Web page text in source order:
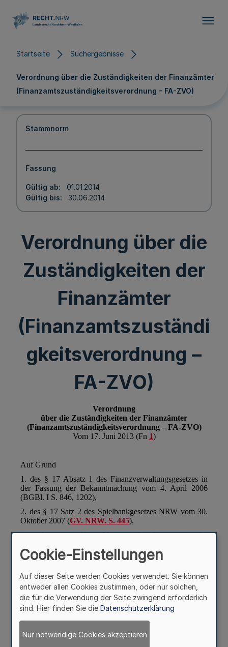
Startseite Suchergebnisse
Verordnung über die Zuständigkeiten der Finanzämter
(Finanzamtszuständigkeitsverordnung – FA-ZVO)
Stammnorm
Fassung
Gültig ab
01.01.2014
Gültig bis
30.06.2014
Verordnung über die
Zuständigkeiten der
Finanzämter
(Finanzamtszuständi
gkeitsverordnung –
FA-ZVO)
Cookie-Einstellungen
Auf dieser Seite werden Cookies verwendet. Sie können
entweder allen Cookies zustimmen, oder nur solchen,
die für die Verwendung der Seite zwingend erforderlich
sind. Hier finden Sie die Datenschutzerklärung
Nur notwendige Cookies akzeptieren